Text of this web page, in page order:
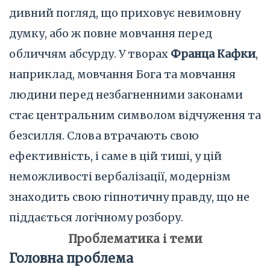
дивний погляд, що приховує невимовну
думку, або ж повне мовчання перед
обличчям абсурду. У творах Франца Кафки,
наприклад, мовчання Бога та мовчання
людини перед незбагненними законами
стає центральним символом відчуження та
безсилля. Слова втрачають свою
ефективність, і саме в цій тиші, у цій
неможливості вербалізації, модернізм
знаходить свою гіпнотичну правду, що не
піддається логічному розбору.
Проблематика і теми
Головна проблема